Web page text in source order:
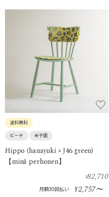
送料無料
ビーチ
米子店
Hippo (hanayuki × J46 green)
【minä perhonen】
¥82,710
月額30回払い ¥2,757〜